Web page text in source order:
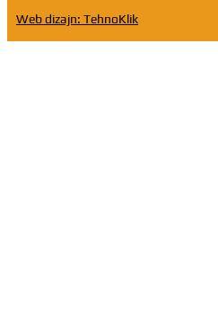
Web dizajn: TehnoKlik